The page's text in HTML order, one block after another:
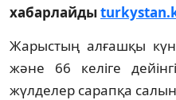
хабарлайды
Жарыстың алғашқы
және 66 келіге
жүлделер сарапқа